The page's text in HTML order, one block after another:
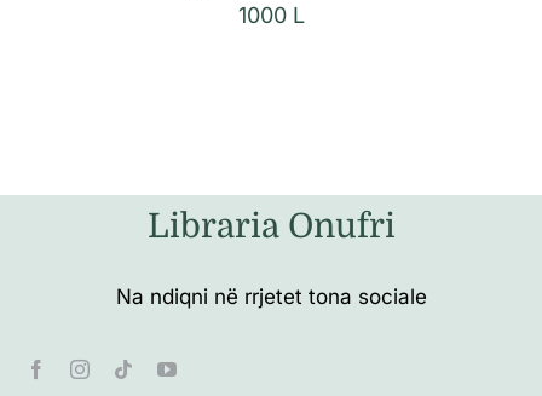
1000 L
Libraria Onufri
Na ndiqni në rrjetet tona sociale